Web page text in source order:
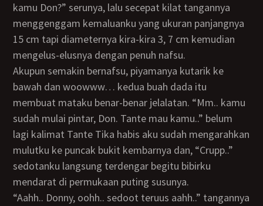
kamu Don?” serunya, lalu secepat kilat tangannya
menggenggam kemaluanku yang ukuran panjangnya
15 cm tapi diameternya kira-kira 3, 7 cm kemudian
mengelus-elusnya dengan penuh nafsu.
Akupun semakin bernafsu, piyamanya kutarik ke
bawah dan woowww… kedua buah dada itu
membuat mataku benar-benar jelalatan. “Mm.. kamu
sudah mulai pintar, Don. Tante mau kamu..” belum
lagi kalimat Tante Tika habis aku sudah mengarahkan
mulutku ke puncak bukit kembarnya dan, “Crupp..”
sedotanku langsung terdengar begitu bibirku
mendarat di permukaan puting susunya.
“Aahh.. Donny, oohh.. sedoot teruus aahh..” tangannya